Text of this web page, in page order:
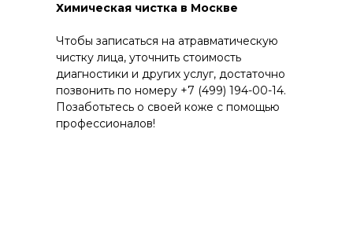
Химическая чистка в Москве
Чтобы записаться на атравматическую
чистку лица, уточнить стоимость
диагностики и других услуг, достаточно
позвонить по номеру +7 (499) 194-00-14.
Позаботьтесь о своей коже с помощью
профессионалов!